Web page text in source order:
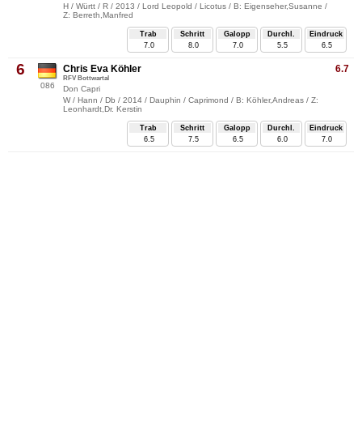
H / Württ / R / 2013 / Lord Leopold / Licotus / B: Eigenseher,Susanne /
Z: Berreth,Manfred
Eindruck
6.5
Durchl.
5.5
Galopp
7.0
Schritt
8.0
Trab
7.0
6
086
6.7
Chris Eva Köhler
RFV Bottwartal
Don Capri
W / Hann / Db / 2014 / Dauphin / Caprimond / B: Köhler,Andreas / Z:
Leonhardt,Dr. Kerstin
Eindruck
7.0
Durchl.
6.0
Galopp
6.5
Schritt
7.5
Trab
6.5